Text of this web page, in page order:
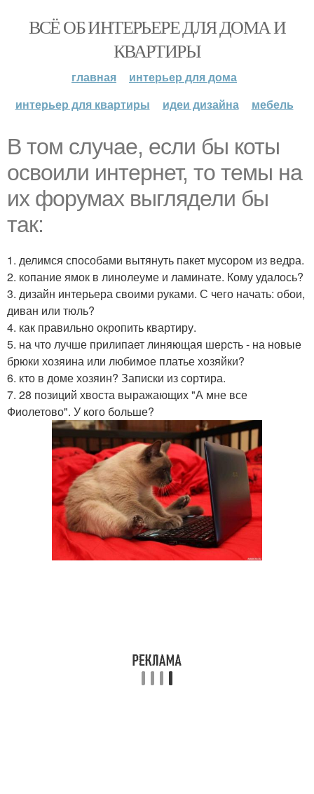
ВСЁ ОБ ИНТЕРЬЕРЕ ДЛЯ ДОМА И
КВАРТИРЫ
главная
интерьер для дома
интерьер для квартиры
идеи дизайна мебель
В том случае, если бы коты
освоили интернет, то темы на
их форумах выглядели бы
так:
1. делимся способами вытянуть пакет мусором из ведра.
2. копание ямок в линолеуме и ламинате. Кому удалось?
3. дизайн интерьера своими руками. С чего начать: обои,
диван или тюль?
4. как правильно окропить квартиру.
5. на что лучше прилипает линяющая шерсть - на новые
брюки хозяина или любимое платье хозяйки?
6. кто в доме хозяин? Записки из сортира.
7. 28 позиций хвоста выражающих "А мне все
Фиолетово". У кого больше?